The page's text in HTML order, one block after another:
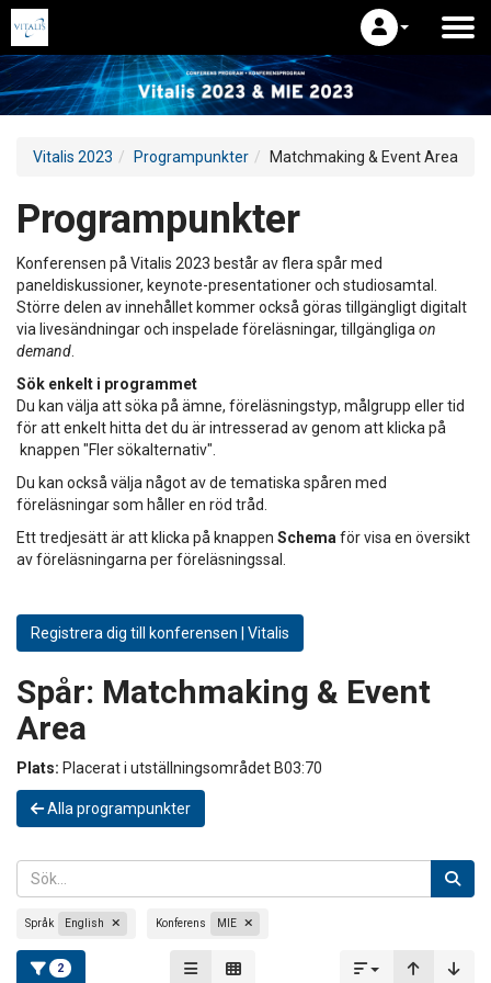
Vitalis 2023 Programpunkter Matchmaking & Event Area
Programpunkter
Konferensen på Vitalis 2023 består av flera spår med
paneldiskussioner, keynote-presentationer och studiosamtal.
Större delen av innehållet kommer också göras tillgängligt digitalt
via livesändningar och inspelade föreläsningar, tillgängliga on
demand
Sök enkelt i programmet
Du kan välja att söka på ämne, föreläsningstyp, målgrupp eller tid
för att enkelt hitta det du är intresserad av genom att klicka på
knappen "Fler sökalternativ".
Du kan också välja något av de tematiska spåren med
föreläsningar som håller en röd tråd.
Ett tredjesätt är att klicka på knappen Schema för visa en översikt
av föreläsningarna per föreläsningssal.
Registrera dig till konferensen | Vitalis
Spår: Matchmaking & Event
Area
Plats: Placerat i utställningsområdet B03:70
Alla programpunkter
Språk English Konferens MIE
2